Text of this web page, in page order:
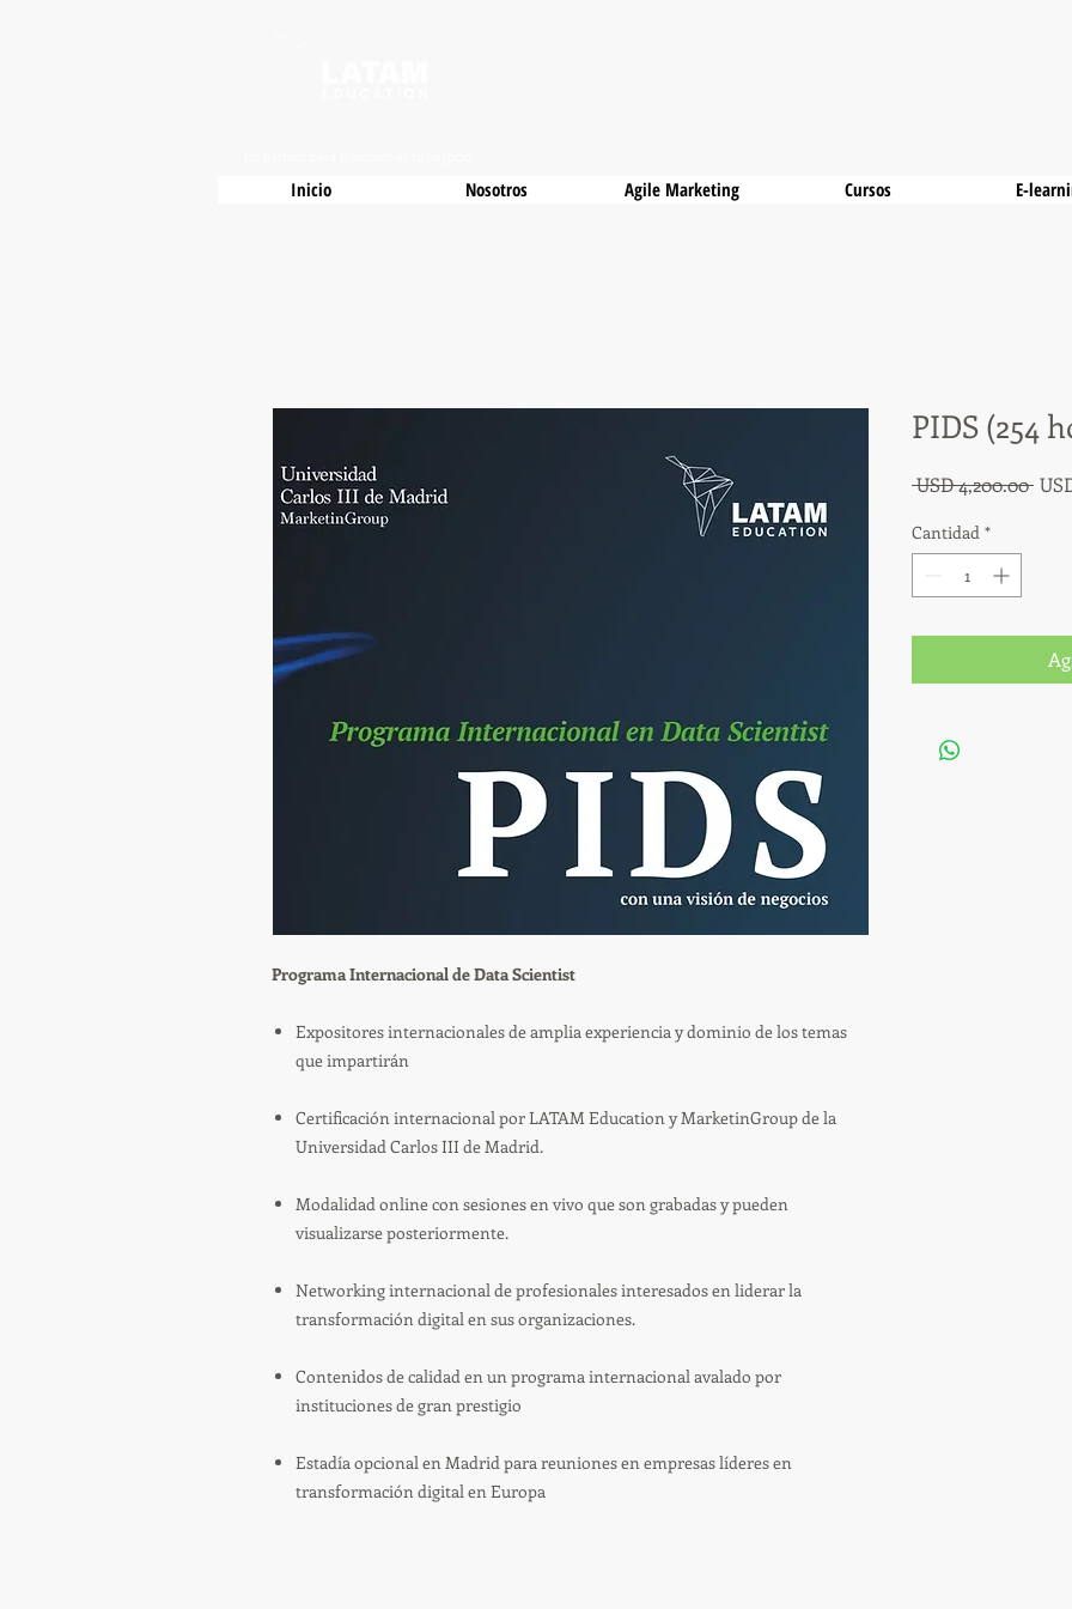
Inicio Nosotros Agile Marketing Cursos E-
Programa Internacional de Data Scientist
Expositores internacionales de amplia experiencia y dominio de los temas
que impartirán
Certificación internacional por LATAM Education y MarketinGroup de la
Universidad Carlos III de Madrid.
Modalidad online con sesiones en vivo que son grabadas y pueden
visualizarse posteriormente.
Networking internacional de profesionales interesados en liderar la
transformación digital en sus organizaciones.
Contenidos de calidad en un programa internacional avalado por
instituciones de gran prestigio
Estadía opcional en Madrid para reuniones en empresas líderes en
transformación digital en Europa
PIDS (254
USD 4,200.00
Cantidad *